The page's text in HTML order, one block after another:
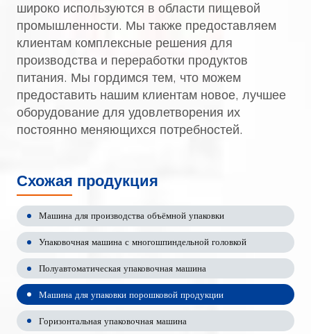
широко используются в области пищевой
промышленности. Мы также предоставляем
клиентам комплексные решения для
производства и переработки продуктов
питания. Мы гордимся тем, что можем
предоставить нашим клиентам новое, лучшее
оборудование для удовлетворения их
постоянно меняющихся потребностей.
Схожая продукция
Машина для производства объёмной упаковки
Упаковочная машина с многошпиндельной головкой
Полуавтоматическая упаковочная машина
Машина для упаковки порошковой продукции
Горизонтальная упаковочная машина